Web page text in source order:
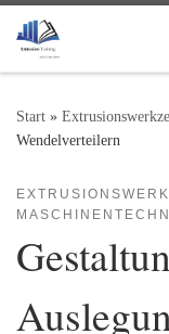
Zum Inhalt springen
Start »
Wendelverteilern